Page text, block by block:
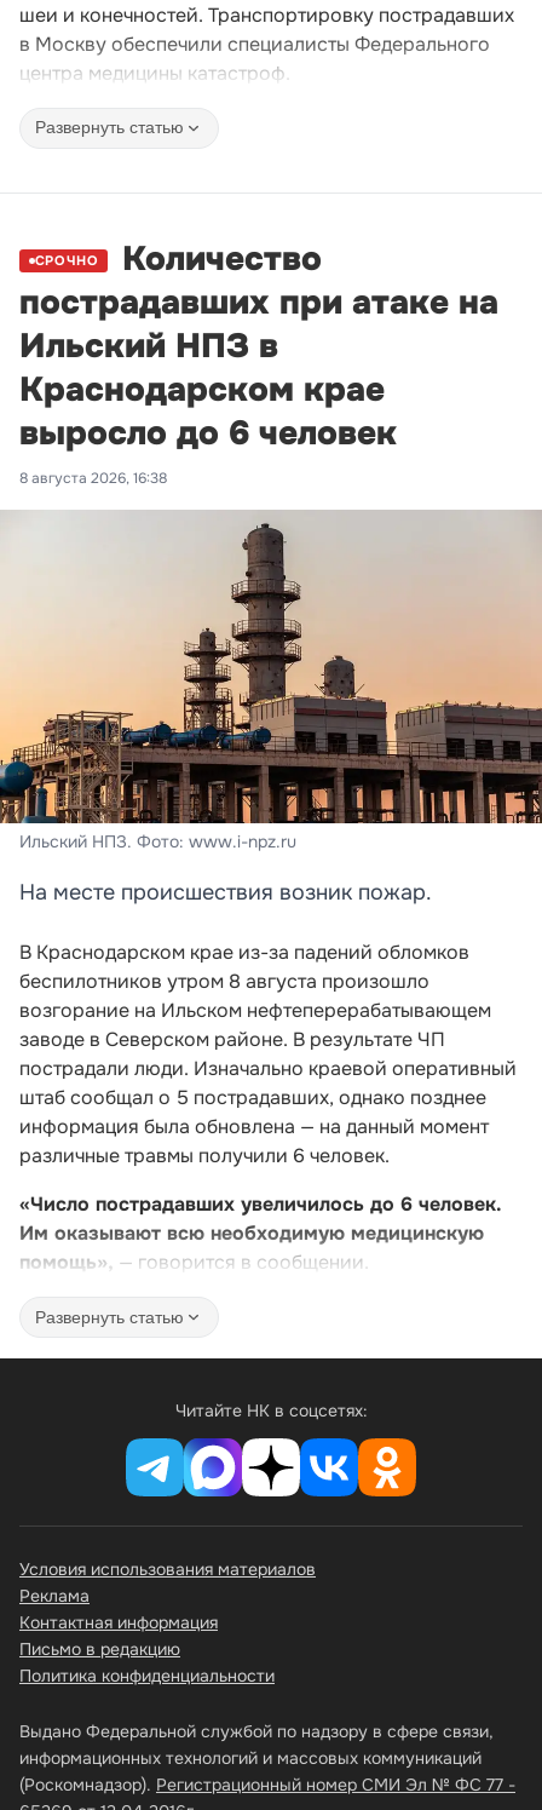
шеи и конечностей. Транспортировку пострадавших
в Москву обеспечили специалисты Федерального
центра медицины катастроф.
Развернуть статью
СРОЧНО
Количество
пострадавших при атаке на
Ильский НПЗ в
Краснодарском крае
выросло до 6 человек
8 августа 2026, 16:38
Ильский НПЗ. Фото: www.i-npz.ru
На месте происшествия возник пожар.
В Краснодарском крае из-за падений обломков
беспилотников утром 8 августа произошло
возгорание на Ильском нефтеперерабатывающем
заводе в Северском районе. В результате ЧП
пострадали люди. Изначально краевой оперативный
штаб сообщал о 5 пострадавших, однако позднее
информация была обновлена — на данный момент
различные травмы получили 6 человек.
«Число пострадавших увеличилось до 6 человек.
Им оказывают всю необходимую медицинскую
помощь», — говорится в сообщении.
Развернуть статью
Читайте НК в соцсетях:
Выдано Федеральной службой по надзору в сфере связи,
информационных технологий и массовых коммуникаций
(Роскомнадзор). Регистрационный номер СМИ Эл № ФС 77 -
Условия использования материалов
Реклама
Контактная информация
Письмо в редакцию
Политика конфиденциальности